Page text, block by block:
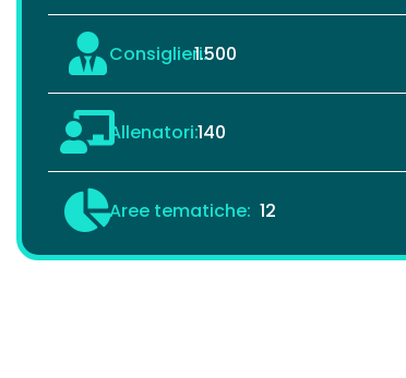
Consiglieri:1.500
Allenatori:140
Aree tematiche: 12